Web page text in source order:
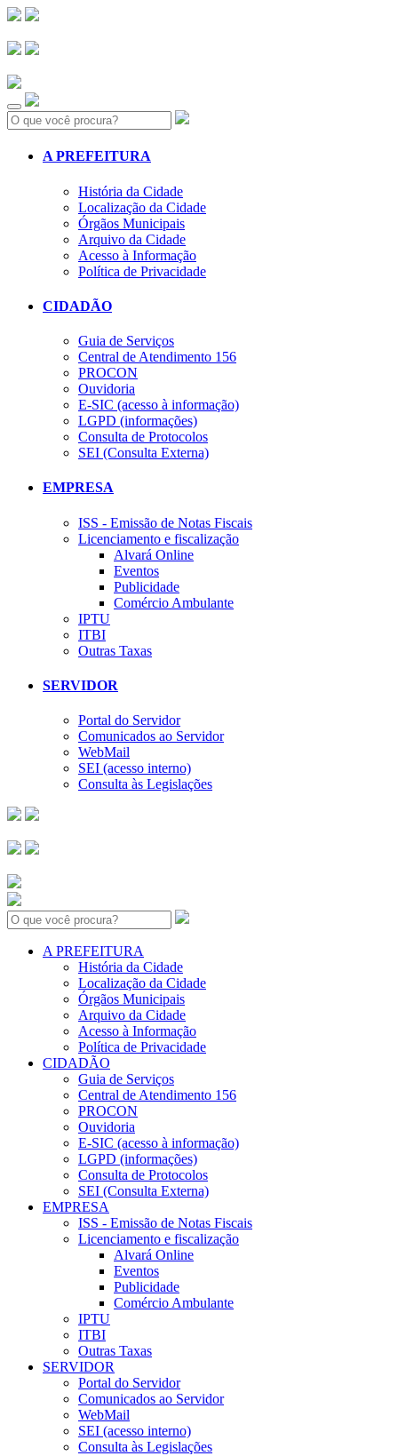
Search:
A PREFEITURA
História da Cidade
Localização da Cidade
Órgãos Municipais
Arquivo da Cidade
Acesso à Informação
Política de Privacidade
CIDADÃO
Guia de Serviços
Central de Atendimento 156
PROCON
Ouvidoria
E-SIC (acesso à informação)
LGPD (informações)
Consulta de Protocolos
SEI (Consulta Externa)
EMPRESA
ISS - Emissão de Notas Fiscais
Licenciamento e fiscalização
Alvará Online
Eventos
Publicidade
Comércio Ambulante
IPTU
ITBI
Outras Taxas
SERVIDOR
Portal do Servidor
Comunicados ao Servidor
WebMail
SEI (acesso interno)
Consulta às Legislações
Search:
A PREFEITURA
História da Cidade
Localização da Cidade
Órgãos Municipais
Arquivo da Cidade
Acesso à Informação
Política de Privacidade
CIDADÃO
Guia de Serviços
Central de Atendimento 156
PROCON
Ouvidoria
E-SIC (acesso à informação)
LGPD (informações)
Consulta de Protocolos
SEI (Consulta Externa)
EMPRESA
ISS - Emissão de Notas Fiscais
Licenciamento e fiscalização
Alvará Online
Eventos
Publicidade
Comércio Ambulante
IPTU
ITBI
Outras Taxas
SERVIDOR
Portal do Servidor
Comunicados ao Servidor
WebMail
SEI (acesso interno)
Consulta às Legislações